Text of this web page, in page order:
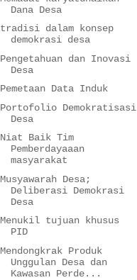
Dana Desa
tradisi dalam konsep
demokrasi desa
Pengetahuan dan Inovasi
Desa
Pemetaan Data Induk
Portofolio Demokratisasi
Desa
Niat Baik Tim
Pemberdayaaan
masyarakat
Musyawarah Desa;
Deliberasi Demokrasi
Desa
Menukil tujuan khusus
PID
Mendongkrak Produk
Unggulan Desa dan
Kawasan Perde...